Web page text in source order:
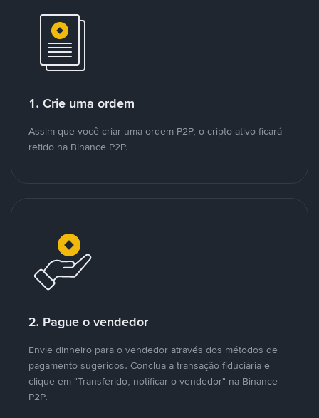
1. Crie uma ordem
Assim que você criar uma ordem P2P, o cripto ativo ficará
retido na Binance P2P.
2. Pague o vendedor
Envie dinheiro para o vendedor através dos métodos de
pagamento sugeridos. Conclua a transação fiduciária e
clique em "Transferido, notificar o vendedor" na Binance
P2P.